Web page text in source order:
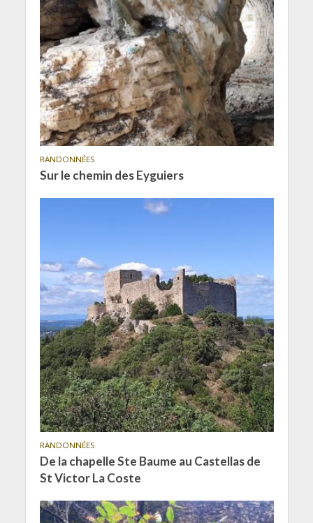
RANDONNÉES
Sur le chemin des Eyguiers
RANDONNÉES
De la chapelle Ste Baume au Castellas de
St Victor La Coste